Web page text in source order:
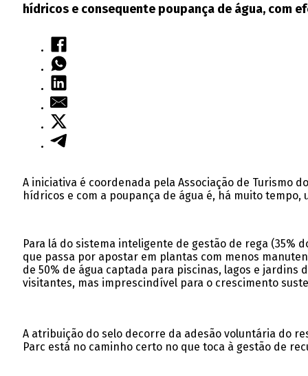
hídricos e consequente poupança de água, com
A iniciativa é coordenada pela Associação de Turismo
hídricos e com a poupança de água é, há muito
Para lá do sistema inteligente de gestão de rega (35%
que passa por apostar em plantas com menos
de 50% de água captada para piscinas, lagos e jardins
visitantes, mas imprescindível para o crescimento
A atribuição do selo decorre da adesão voluntária do
Parc está no caminho certo no que toca à gestão de